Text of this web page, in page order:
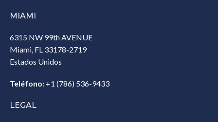
MIAMI
6315 NW 99th AVENUE
Miami, FL 33178-2719
Estados Unidos‎
Teléfono: +1 (786) 536-9433‎
LEGAL